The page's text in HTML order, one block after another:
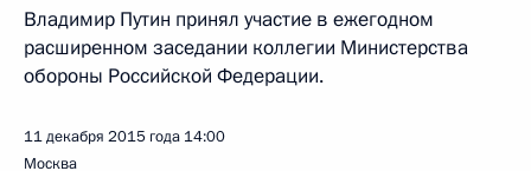
Владимир Путин принял участие в ежегодном
расширенном заседании коллегии Министерства
обороны Российской Федерации.
11 декабря 2015 года 14:00
Москва